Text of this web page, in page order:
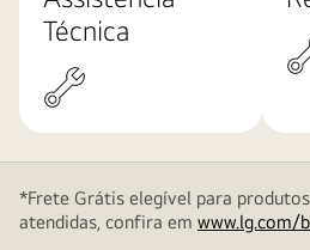
Técnica
*Frete Grátis elegível para
atendidas, confira em www.lg.com/